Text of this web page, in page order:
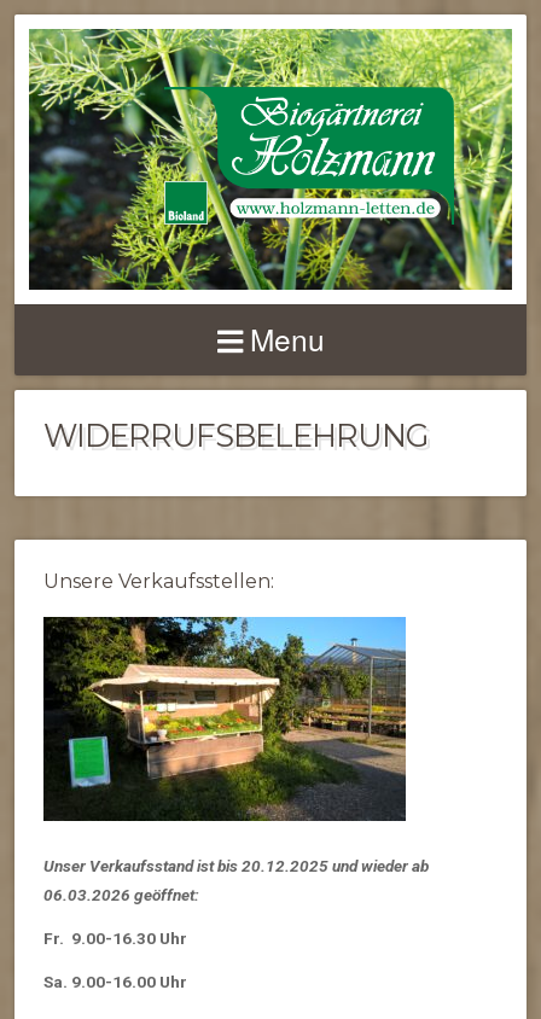
Menu
WIDERRUFSBELEHRUNG
Unsere Verkaufsstellen:
Unser Verkaufsstand ist bis 20.12.2025 und wieder ab
06.03.2026 geöffnet:
Fr. 9.00-16.30 Uhr
Sa. 9.00-16.00 Uhr